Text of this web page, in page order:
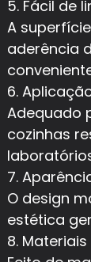
5. Fácil de
A
aderência
6.
Adequado
cozinhas
7.
O design
estética
8.